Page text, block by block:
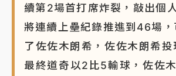
續第2場首打席炸裂，敲出個
將連續上壘紀錄推進到46場
了佐佐木朗希，佐佐木朗希投
最終道奇以2比5輸球，佐佐